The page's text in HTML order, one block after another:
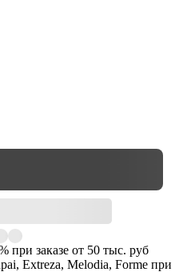
при заказе от 50 тыс. руб
Extreza, Melodia, Forme при